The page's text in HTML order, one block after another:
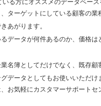
いる方にオススメのデータベース
ターゲットにしている顧客の業
あがります。
データが何件あるのか、価格は
名簿としてだけでなく、既存顧
データとしてもお使いいただけ
お気軽にカスタマーサポートセ